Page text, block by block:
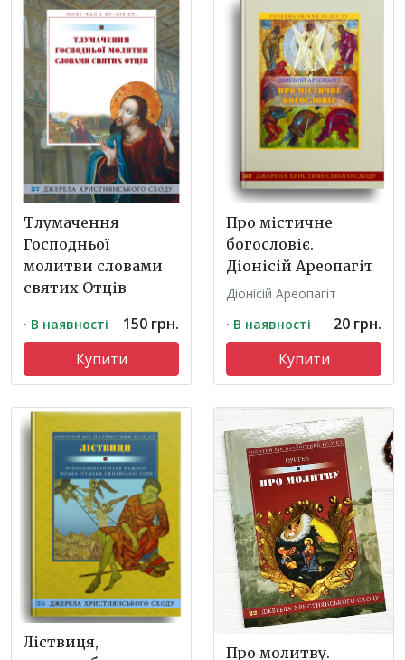
Тлумачення
Господньої
молитви словами
святих Отців
· В наявності
150 грн.
Купити
Про містичне
богословіє.
Діонісій Ареопагіт
Діонісій Ареопагіт
· В наявності
20 грн.
Купити
Ліствиця,
Про молитву.